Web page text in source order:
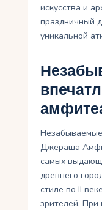
искусства и
праздничный
уникальной
Джераша
самых
древнего
стиле во II
зрителей. При